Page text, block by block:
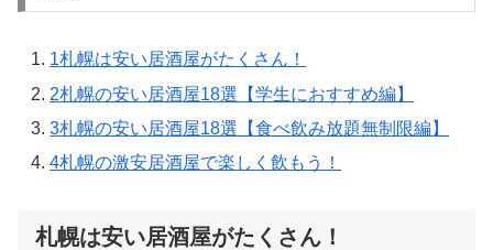
1札幌は安い居酒屋がたくさん！
2札幌の安い居酒屋18選【学生におすすめ編】
3札幌の安い居酒屋18選【食べ飲み放題無制限編】
4札幌の激安居酒屋で楽しく飲もう！
札幌は安い居酒屋がたくさん！